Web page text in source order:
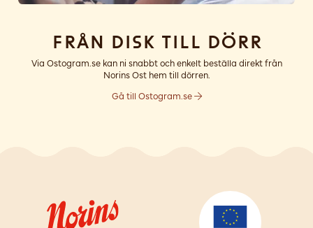
Från disk till dörr
Via Ostogram.se kan ni snabbt och enkelt beställa direkt från
Norins Ost hem till dörren.
Gå till Ostogram.se